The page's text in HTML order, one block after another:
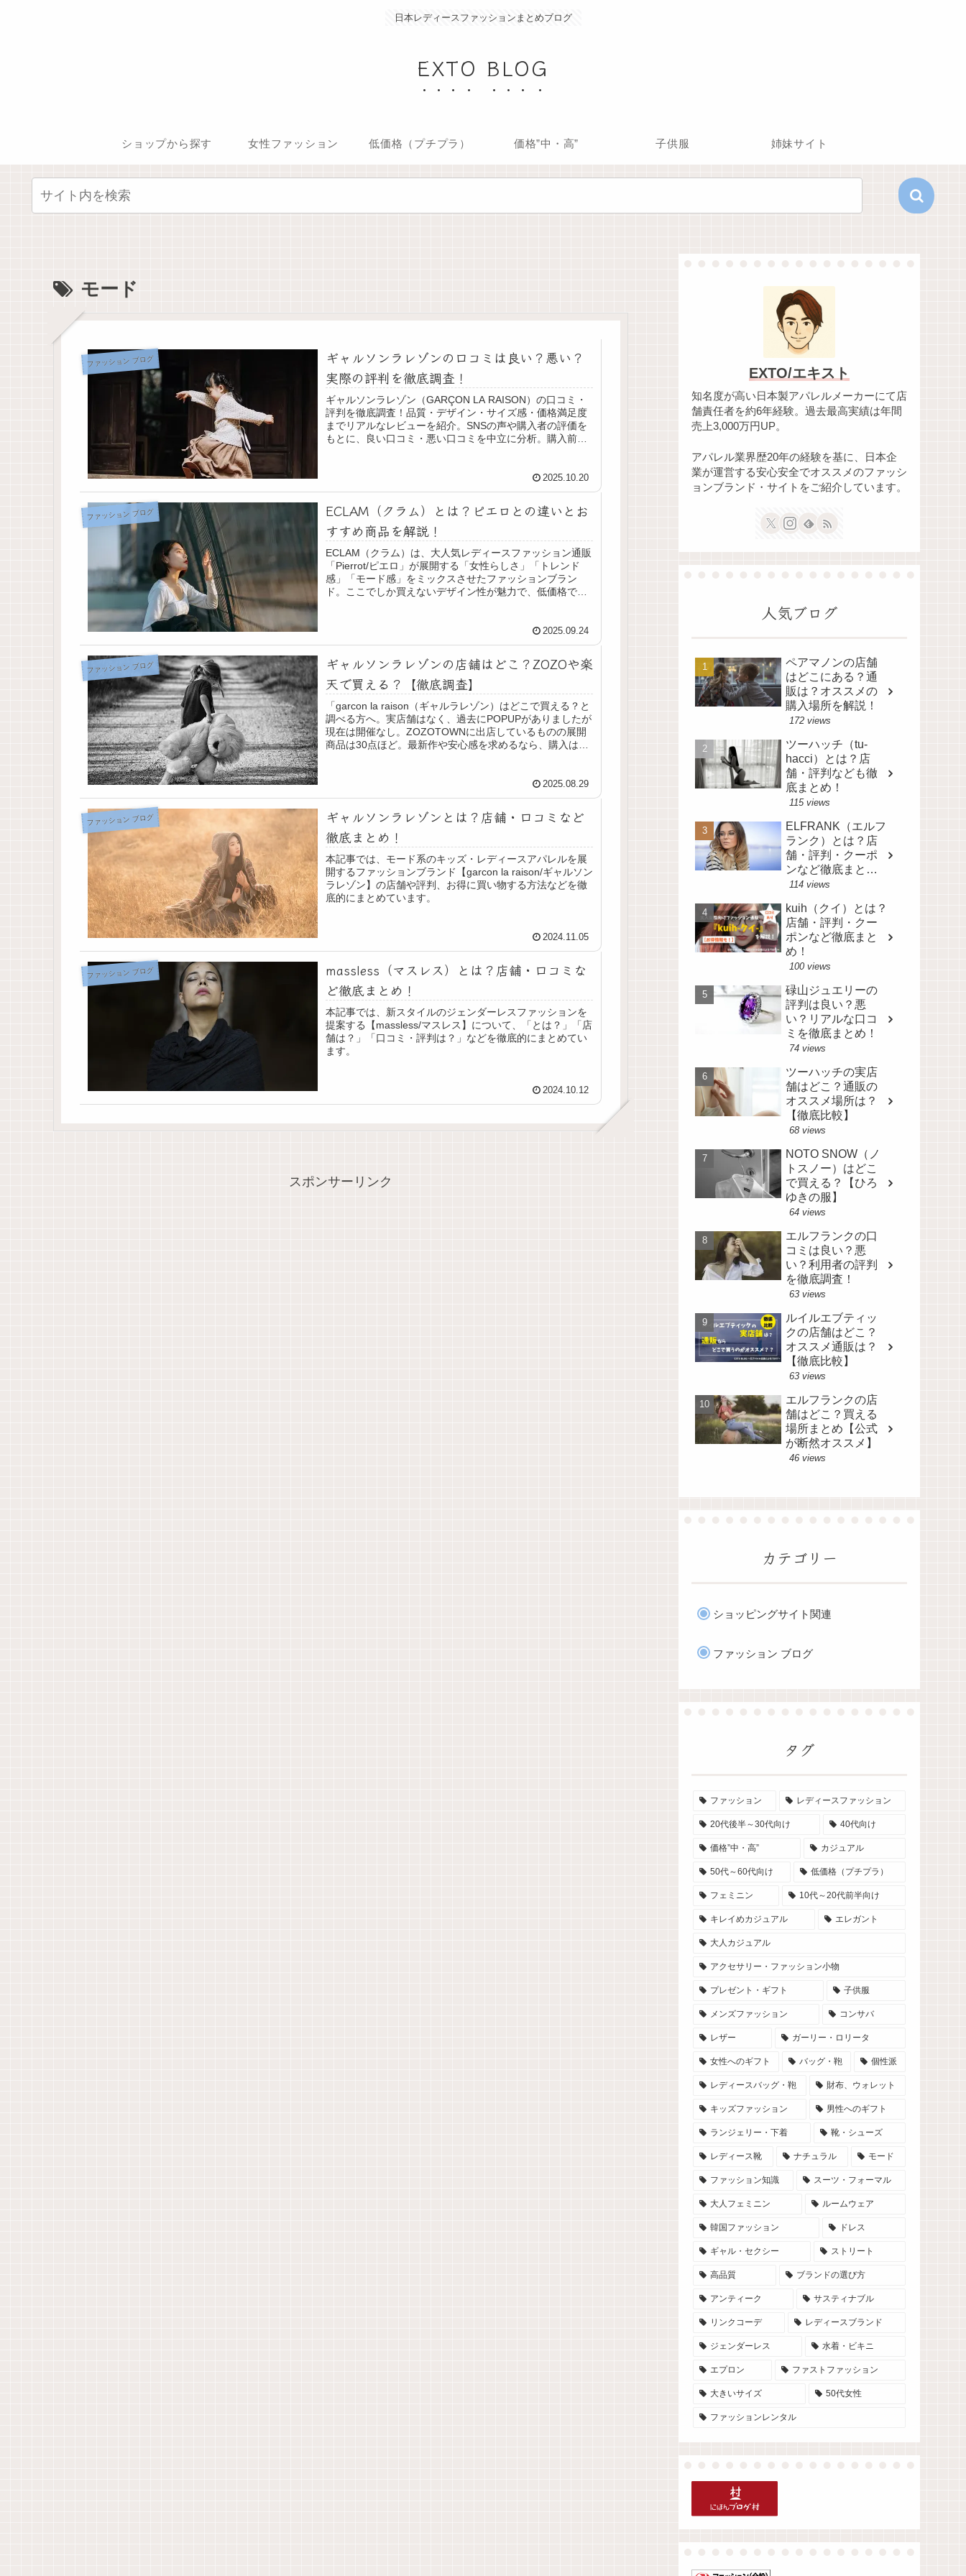
日本レディースファッションまとめブログ
EXTO BLOG
ショップから探す 女性ファッション 低価格（プチプラ） 価格”中・高” 子供服 姉妹サイト
モード
ファッション ブログ
ギャルソンラレゾンの口コミは良い？悪い？
実際の評判を徹底調査！
ギャルソンラレゾン（GARÇON LA RAISON）の口コミ・
評判を徹底調査！品質・デザイン・サイズ感・価格満足度
までリアルなレビューを紹介。SNSの声や購入者の評価を
もとに、良い口コミ・悪い口コミを中立に分析。購入前に
2025.10.20
ファッション ブログ
ECLAM（クラム）とは？ピエロとの違いとお
すすめ商品を解説！
ECLAM（クラム）は、大人気レディースファッション通販
「Pierrot/ピエロ」が展開する「女性らしさ」「トレンド
感」「モード感」をミックスさせたファッションブラン
ド。ここでしか買えないデザイン性が魅力で、低価格でも
2025.09.24
ファッション ブログ
ギャルソンラレゾンの店舗はどこ？ZOZOや楽
天で買える？【徹底調査】
「garcon la raison（ギャルラレゾン）はどこで買える？と
調べる方へ。実店舗はなく、過去にPOPUPがありましたが
現在は開催なし。ZOZOTOWNに出店しているものの展開
商品は30点ほど。最新作や安心感を求めるなら、購入は公
2025.08.29
ファッション ブログ
ギャルソンラレゾンとは？店舗・口コミなど
徹底まとめ！
本記事では、モード系のキッズ・レディースアパレルを展
開するファッションブランド【garcon la raison/ギャルソン
ラレゾン】の店舗や評判、お得に買い物する方法などを徹
底的にまとめています。
2024.11.05
ファッション ブログ
massless（マスレス）とは？店舗・口コミな
ど徹底まとめ！
本記事では、新スタイルのジェンダーレスファッションを
提案する【massless/マスレス】について、「とは？」「店
舗は？」「口コミ・評判は？」などを徹底的にまとめてい
ます。
2024.10.12
スポンサーリンク
EXTO/エキスト
知名度が高い日本製アパレルメーカーにて店
舗責任者を約6年経験。過去最高実績は年間
売上3,000万円UP。
アパレル業界歴20年の経験を基に、日本企
業が運営する安心安全でオススメのファッシ
ョンブランド・サイトをご紹介しています。
人気ブログ
ペアマノンの店舗
はどこにある？通
販は？オススメの
購入場所を解説！
172 views
ツーハッチ（tu-
hacci）とは？店
舗・評判なども徹
底まとめ！
115 views
ELFRANK（エルフ
ランク）とは？店
舗・評判・クーポ
ンなど徹底まと
め！
114 views
kuih（クイ）とは？
店舗・評判・クー
ポンなど徹底まと
め！
100 views
碌山ジュエリーの
評判は良い？悪
い？リアルな口コ
ミを徹底まとめ！
74 views
ツーハッチの実店
舗はどこ？通販の
オススメ場所は？
【徹底比較】
68 views
NOTO SNOW（ノ
トスノー）はどこ
で買える？【ひろ
ゆきの服】
64 views
エルフランクの口
コミは良い？悪
い？利用者の評判
を徹底調査！
63 views
ルイルエブティッ
クの店舗はどこ？
オススメ通販は？
【徹底比較】
63 views
エルフランクの店
舗はどこ？買える
場所まとめ【公式
が断然オススメ】
46 views
カテゴリー
ショッピングサイト関連
ファッション ブログ
タグ
ファッション レディースファッション
20代後半～30代向け 40代向け
価格”中・高” カジュアル
50代～60代向け 低価格（プチプラ）
フェミニン 10代～20代前半向け
キレイめカジュアル エレガント
大人カジュアル
アクセサリー・ファッション小物
プレゼント・ギフト 子供服
メンズファッション コンサバ
レザー ガーリー・ロリータ
女性へのギフト バッグ・鞄 個性派
レディースバッグ・鞄 財布、ウォレット
キッズファッション 男性へのギフト
ランジェリー・下着 靴・シューズ
レディース靴 ナチュラル モード
ファッション知識 スーツ・フォーマル
大人フェミニン ルームウェア
韓国ファッション ドレス
ギャル・セクシー ストリート
高品質 ブランドの選び方
アンティーク サスティナブル
リンクコーデ レディースブランド
ジェンダーレス 水着・ビキニ
エプロン ファストファッション
大きいサイズ 50代女性
ファッションレンタル